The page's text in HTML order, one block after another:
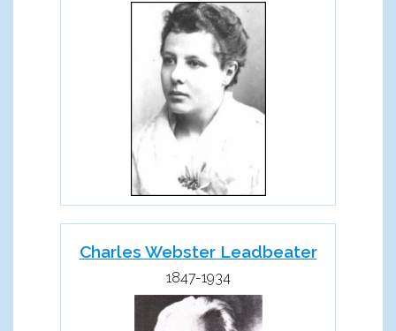
Charles Webster Leadbeater
1847-1934